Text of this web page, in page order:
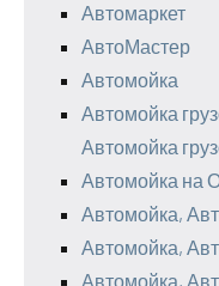
Автомаркет
АвтоМастер
Автомойка
Автомойка
Автомойка
Автомойка на
Автомойка,
Автомойка,
Автомойка,